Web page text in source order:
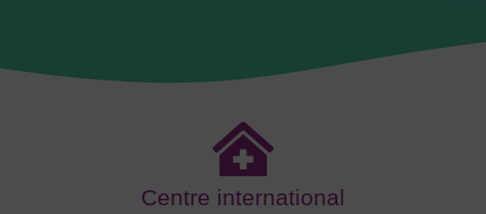
Centre international